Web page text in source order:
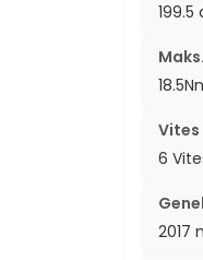
199.5
Vites
6
2017